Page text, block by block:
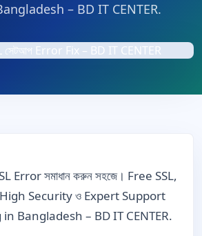
– BD IT CENTER.
Error সমাধান করুন সহজে। Free SSL,
Security ও Expert Support
Bangladesh – BD IT CENTER.